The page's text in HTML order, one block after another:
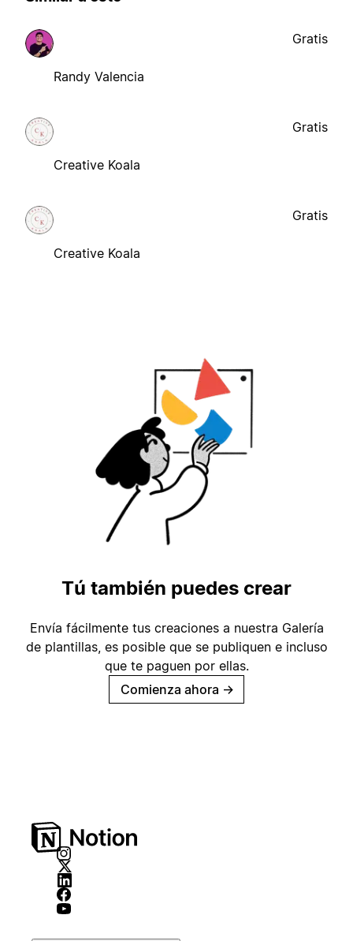
Randy Valencia
Gratis
Creative Koala
Gratis
Creative Koala
Gratis
Tú también puedes crear
Envía fácilmente tus creaciones a nuestra Galería
de plantillas, es posible que se publiquen e incluso
que te paguen por ellas.
Comienza ahora →